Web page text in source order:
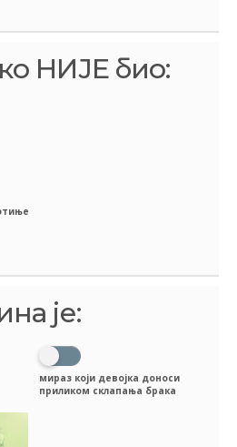
НИЈЕ био:
је:
мираз који девојка доноси
приликом склапања брака